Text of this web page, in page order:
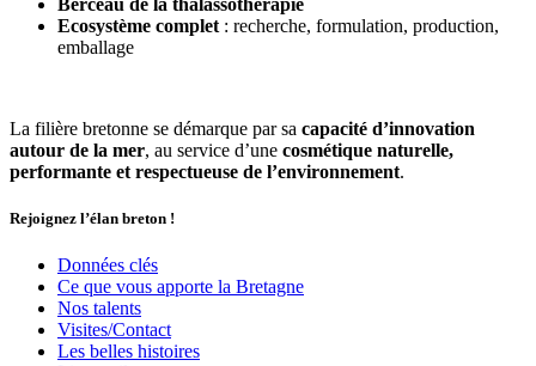
Ecosystème complet : recherche, formulation, production,
emballage
La filière bretonne se démarque par sa capacité d’innovation
autour de la mer, au service d’une cosmétique naturelle,
performante et respectueuse de l’environnement.
Rejoignez l’élan breton !
Données clés
Ce que vous apporte la Bretagne
Nos talents
Visites/Contact
Les belles histoires